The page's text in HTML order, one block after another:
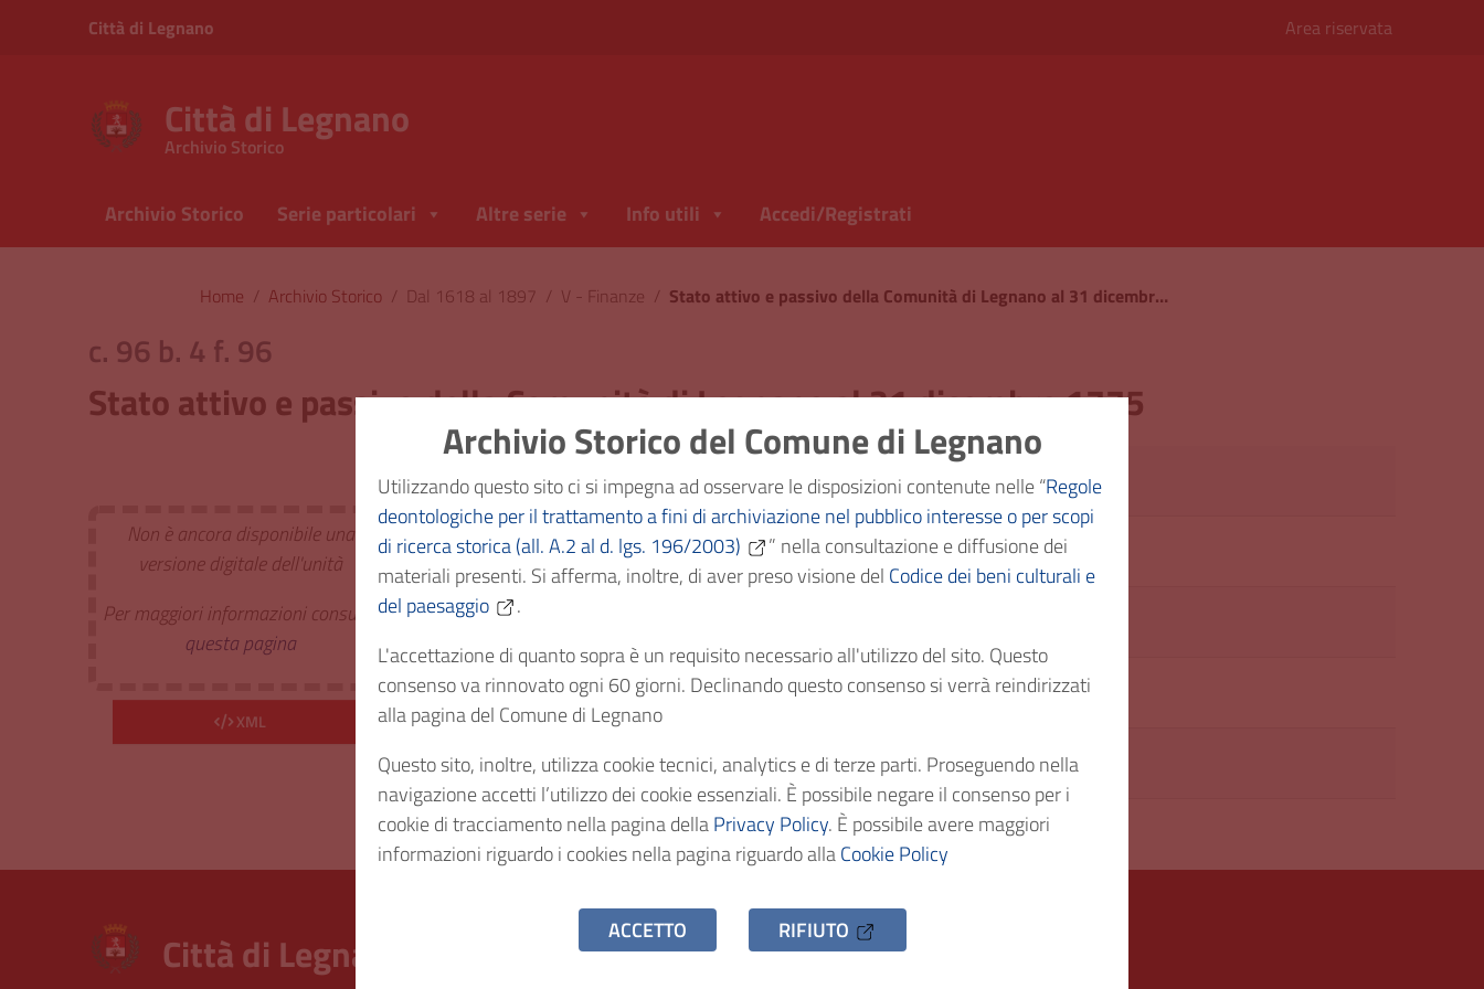
Archivio Storico del Comune di Legnano
Utilizzando questo sito ci si impegna ad osservare le disposizioni contenute nelle “Regole
deontologiche per il trattamento a fini di archiviazione nel pubblico interesse o per scopi
di ricerca storica (all. A.2 al d. lgs. 196/2003)
” nella consultazione e diffusione dei
materiali presenti. Si afferma, inoltre, di aver preso visione del Codice dei beni culturali e
del paesaggio
.
L'accettazione di quanto sopra è un requisito necessario all'utilizzo del sito. Questo
consenso va rinnovato ogni 60 giorni. Declinando questo consenso si verrà reindirizzati
alla pagina del Comune di Legnano
Questo sito, inoltre, utilizza cookie tecnici, analytics e di terze parti. Proseguendo nella
navigazione accetti l’utilizzo dei cookie essenziali. È possibile negare il consenso per i
cookie di tracciamento nella pagina dellaPrivacy Policy. È possibile avere maggiori
informazioni riguardo i cookies nella pagina riguardo allaCookie Policy
ACCETTO RIFIUTO
Vai ai contenuti
Vai al menu di navigazione
Città di Legnano Area riservata
Città di Legnano
Archivio Storico
Archivio Storico Serie particolari Altre serie Info utili Accedi/Registrati
Home / Archivio Storico / Dal 1618 al 1897 / V - Finanze / Stato attivo e passivo della Comunità di Legnano al 31 dicembre 1775
c. 96 b. 4 f. 96
Stato attivo e passivo della Comunità di Legnano al 31 dicembre 1775
Non è ancora disponibile una
versione digitale dell'unità
Per maggiori informazioni consulta
questa pagina
XML
Classificazione V - Finanze
Estr. Cronologici 1776
Cod. Identificativo
Consistenza 1 fascicolo
Diritto d'accesso Uso pubblico
Città di Legnano – Archivio Storico